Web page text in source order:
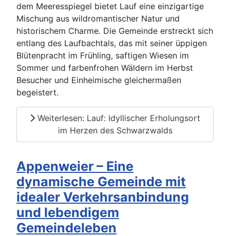
dem Meeresspiegel bietet Lauf eine einzigartige
Mischung aus wildromantischer Natur und
historischem Charme. Die Gemeinde erstreckt sich
entlang des Laufbachtals, das mit seiner üppigen
Blütenpracht im Frühling, saftigen Wiesen im
Sommer und farbenfrohen Wäldern im Herbst
Besucher und Einheimische gleichermaßen
begeistert.
Weiterlesen: Lauf: Idyllischer Erholungsort
im Herzen des Schwarzwalds
Appenweier – Eine
dynamische Gemeinde mit
idealer Verkehrsanbindung
und lebendigem
Gemeindeleben